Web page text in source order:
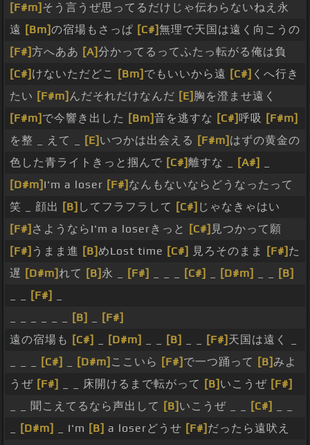
[F#m] そう言うぜ思ってるだけじゃ伝わらないねえ永
遠 [Bm]の宿場もさっぱ [C#]無理で天国は遠く向こうの
[F#]方へああ [A]分かってるってふたっ転がる俺は負
[C#] けないただどこ [Bm] でもいいから遠 [C#] くへ行き
たい [F#m] んだそれだけなんだ [E] 胸を澄ませ遠く
[F#m] で今響き出した [Bm]音を逃すな [C#]呼吸 [F#m]
を整 _ えて _
[E] いつかは出会える [F#m] はずの黄金の
色した青ライトきっと掴んで [C#]離すな _ [A#]
[D#m] I'm a loser [F#] なんもないならどうなったって
笑 _ 顔出 [B] してフラフラして [C#] じゃなきゃはい
[F#] さようならI'm a loserきっと [C#] 見つかって願
[F#] うまま進 [B]めLost time [C#] 見ろそのまま [F#] た
遅 [D#m]れて [B] 永 _ [F#] [C#] [D#m]
[B]
[F#]
[B]
[F#]
遠の宿場も [C#] [D#m] [B] [F#] 天国は遠く _
[C#] [D#m] ここいら [F#] で一つ踊って [B]みよ
うぜ [F#] _ _ 床開けるまで転がって [B] いこうぜ [F#]
_ _ 聞こえてるなら声出して [B] いこうぜ _ _ [C#]
[D#m] _ I'm [B] a loserどうせ [F#] だったら遠吠え